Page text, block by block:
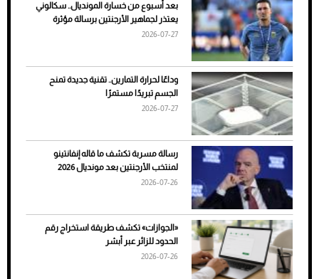
ضعف تبريد مكيف السيارة عند الوقوف.. أشهر
الأسباب والحلول
7 نصائح لاختيار لون البنطلون المناسب للقميص
الأسود
بعد أسبوع من خسارة المونديال.. سكالوني
يعتذر لجماهير الأرجنتين برسالة مؤثرة
2026-07-27
وداعًا لحرارة التمارين.. تقنية جديدة تمنح
الجسم تبريدًا مستمرًا
2026-07-27
رسالة مسربة تكشف ما قاله إنفانتينو
لمنتخب الأرجنتين بعد مونديال 2026
2026-07-26
«الجوازات» تكشف طريقة استخراج رقم
الحدود للزائر عبر أبشر
2026-07-26